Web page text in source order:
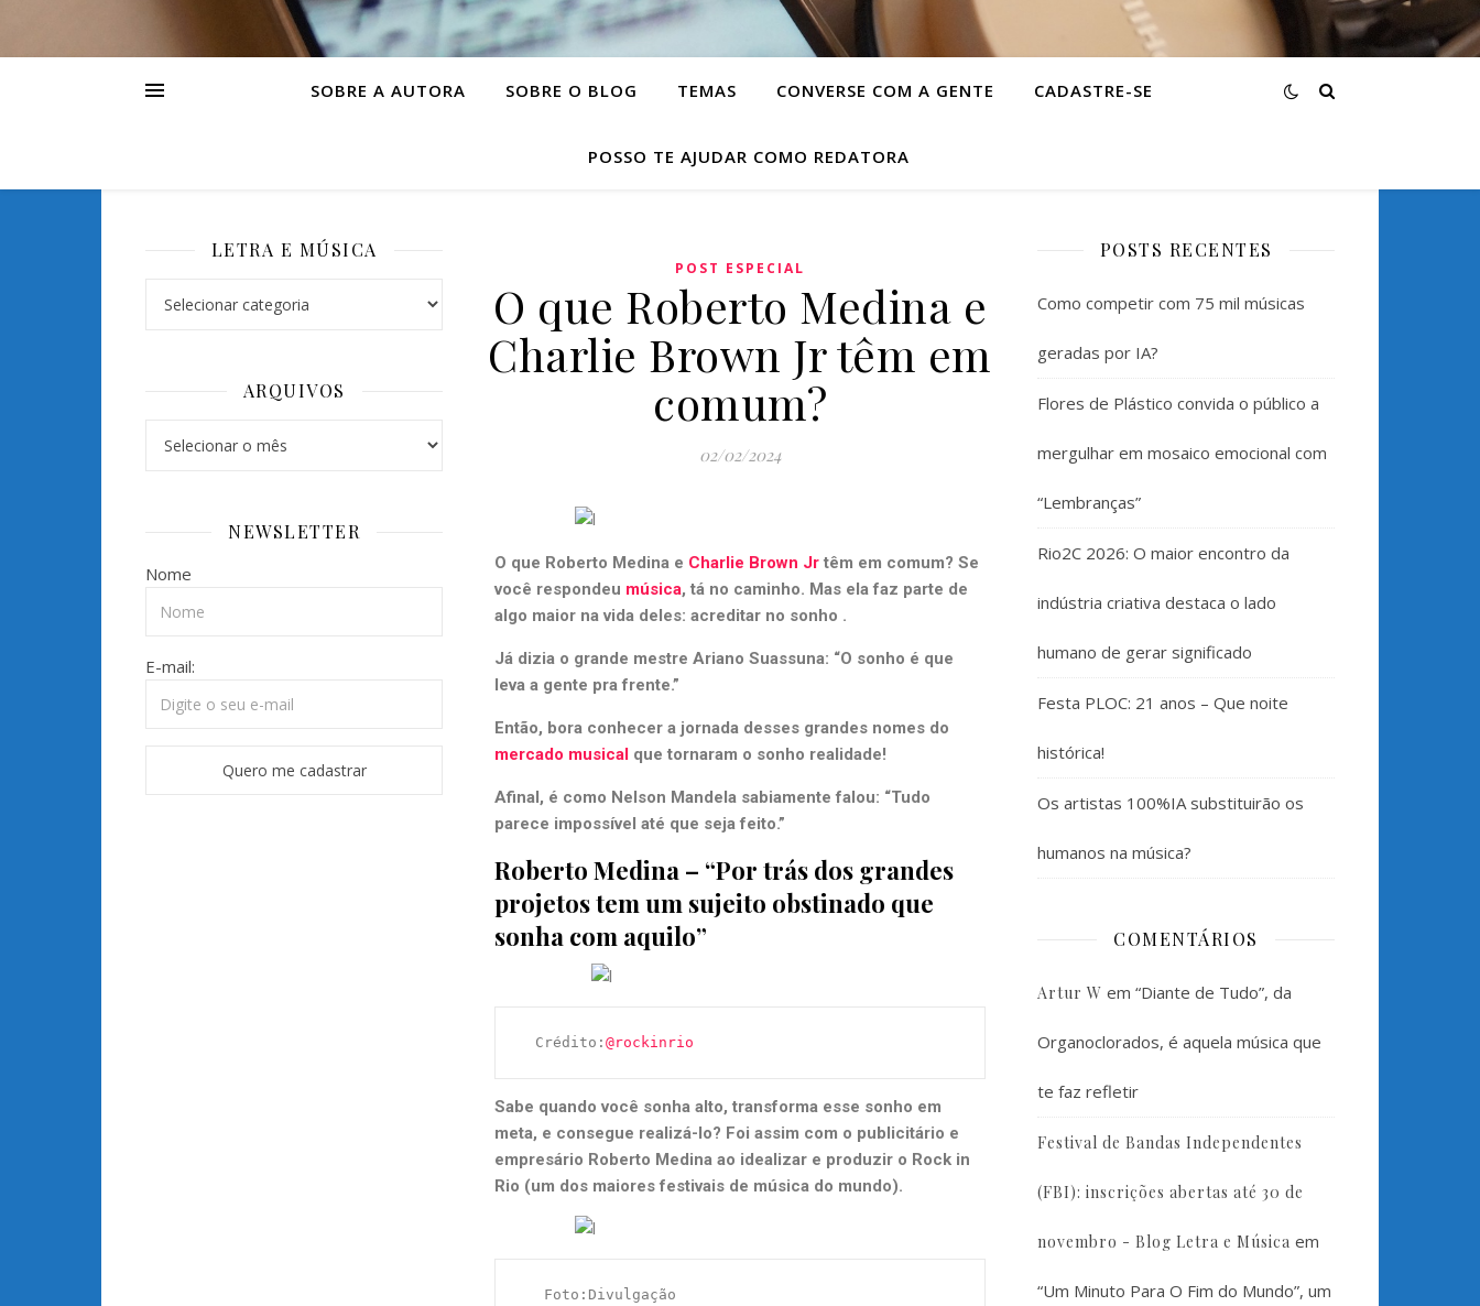
SOBRE A AUTORA SOBRE O BLOG TEMAS CONVERSE COM A GENTE CADASTRE-SE
POSSO TE AJUDAR COMO REDATORA
LETRA E MÚSICA
ARQUIVOS
NEWSLETTER
Nome
E-mail:
POST ESPECIAL
O que Roberto Medina e
Charlie Brown Jr têm em
comum?
02/02/2024
O que Roberto Medina e Charlie Brown Jr têm em comum? Se
você respondeu música, tá no caminho. Mas ela faz parte de
algo maior na vida deles: acreditar no sonho .
Já dizia o grande mestre Ariano Suassuna: “O sonho é que
leva a gente pra frente.”
Então, bora conhecer a jornada desses grandes nomes do
mercado musical que tornaram o sonho realidade!
Afinal, é como Nelson Mandela sabiamente falou: “Tudo
parece impossível até que seja feito.”
Roberto Medina – “Por trás dos grandes
projetos tem um sujeito obstinado que
sonha com aquilo”
  Crédito:
@rockinrio
Sabe quando você sonha alto, transforma esse sonho em
meta, e consegue realizá-lo? Foi assim com o publicitário e
empresário Roberto Medina ao idealizar e produzir o Rock in
Rio (um dos maiores festivais de música do mundo).
   Foto:Divulgação
POSTS RECENTES
Como competir com 75 mil músicas
geradas por IA?
Flores de Plástico convida o público a
mergulhar em mosaico emocional com
“Lembranças”
Rio2C 2026: O maior encontro da
indústria criativa destaca o lado
humano de gerar significado
Festa PLOC: 21 anos – Que noite
histórica!
Os artistas 100%IA substituirão os
humanos na música?
COMENTÁRIOS
Artur W em “Diante de Tudo”, da
Organoclorados, é aquela música que
te faz refletir
Festival de Bandas Independentes
(FBI): inscrições abertas até 30 de
novembro - Blog Letra e Música em
“Um Minuto Para O Fim do Mundo”, um